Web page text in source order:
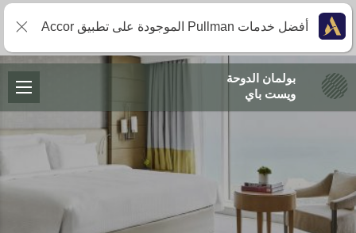
أفضل خدمات Pullman الموجودة على تطبيق Accor
بولمان الدوحة
ويست باي